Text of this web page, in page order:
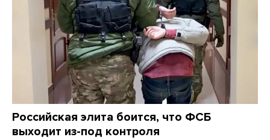
Российская элита боится, что ФСБ
выходит из-под контроля